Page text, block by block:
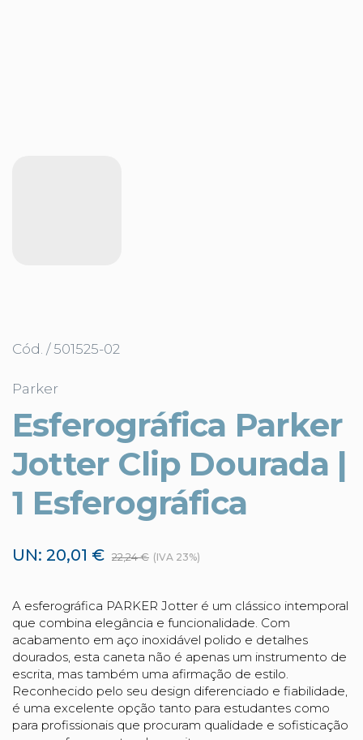
Cód. / 501525-02
Parker
Esferográfica Parker
Jotter Clip Dourada |
1 Esferográfica
UN: 20,01 € 22,24 € (IVA 23%)
A esferográfica PARKER Jotter é um clássico intemporal
que combina elegância e funcionalidade. Com
acabamento em aço inoxidável polido e detalhes
dourados, esta caneta não é apenas um instrumento de
escrita, mas também uma afirmação de estilo.
Reconhecido pelo seu design diferenciado e fiabilidade,
é uma excelente opção tanto para estudantes como
para profissionais que procuram qualidade e sofisticação